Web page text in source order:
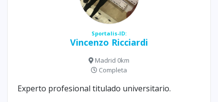
Sportalis-ID:
Vincenzo Ricciardi
Madrid 0km
Completa
Experto profesional titulado universitario.